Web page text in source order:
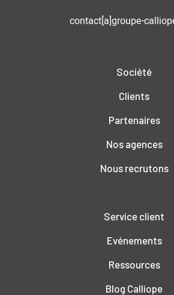
contact[a]groupe-
Société
Clients
Partenaires
Nos agences
Nous recrutons
Service client
Evénements
Ressources
Blog Calliope